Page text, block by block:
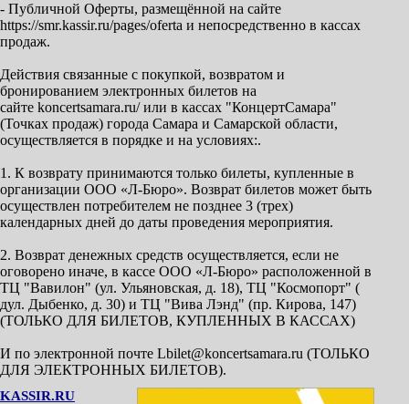
- Публичной Оферты, размещённой на сайте
https://smr.kassir.ru/pages/oferta и непосредственно в кассах
продаж.
Действия связанные с покупкой, возвратом и
бронированием электронных билетов на
сайте koncertsamara.ru/ или в кассах "КонцертСамара"
(Точках продаж) города Самара и Самарской области,
осуществляется в порядке и на условиях:.
1. К возврату принимаются только билеты, купленные в
организации ООО «Л-Бюро». Возврат билетов может быть
осуществлен потребителем не позднее 3 (трех)
календарных дней до даты проведения мероприятия.
2. Возврат денежных средств осуществляется, если не
оговорено иначе, в кассе ООО «Л-Бюро» расположенной в
ТЦ "Вавилон" (ул. Ульяновская, д. 18), ТЦ "Космопорт" (
дул. Дыбенко, д. 30) и ТЦ "Вива Лэнд" (пр. Кирова, 147)
(ТОЛЬКО ДЛЯ БИЛЕТОВ, КУПЛЕННЫХ В КАССАХ)
И по электронной почте Lbilet@koncertsamara.ru (ТОЛЬКО
ДЛЯ ЭЛЕКТРОННЫХ БИЛЕТОВ).
KASSIR.RU